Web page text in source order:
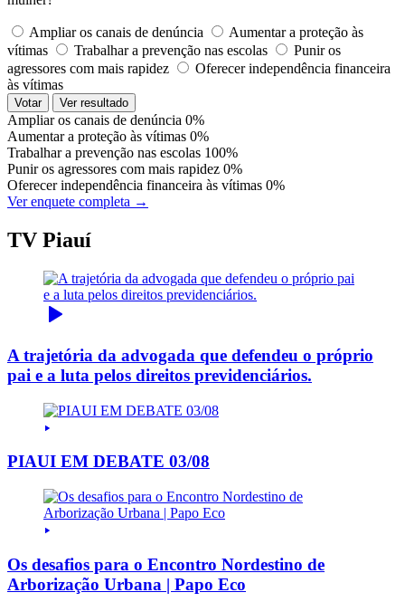
Ampliar os canais de denúncia
Aumentar a proteção às
vítimas
Trabalhar a prevenção nas escolas
Punir os
agressores com mais rapidez
Oferecer independência financeira
às vítimas
Votar Ver resultado
Ampliar os canais de denúncia 0%
Aumentar a proteção às vítimas 0%
Trabalhar a prevenção nas escolas 100%
Punir os agressores com mais rapidez 0%
Oferecer independência financeira às vítimas 0%
Ver enquete completa →
TV Piauí
A trajetória da advogada que defendeu o próprio
pai e a luta pelos direitos previdenciários.
PIAUI EM DEBATE 03/08
Os desafios para o Encontro Nordestino de
Arborização Urbana | Papo Eco